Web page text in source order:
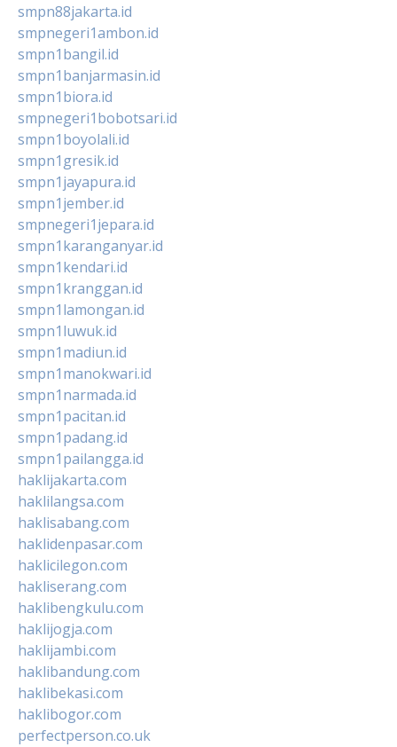
smpn88jakarta.id
smpnegeri1ambon.id
smpn1bangil.id
smpn1banjarmasin.id
smpn1biora.id
smpnegeri1bobotsari.id
smpn1boyolali.id
smpn1gresik.id
smpn1jayapura.id
smpn1jember.id
smpnegeri1jepara.id
smpn1karanganyar.id
smpn1kendari.id
smpn1kranggan.id
smpn1lamongan.id
smpn1luwuk.id
smpn1madiun.id
smpn1manokwari.id
smpn1narmada.id
smpn1pacitan.id
smpn1padang.id
smpn1pailangga.id
haklijakarta.com
haklilangsa.com
haklisabang.com
haklidenpasar.com
haklicilegon.com
hakliserang.com
haklibengkulu.com
haklijogja.com
haklijambi.com
haklibandung.com
haklibekasi.com
haklibogor.com
perfectperson.co.uk